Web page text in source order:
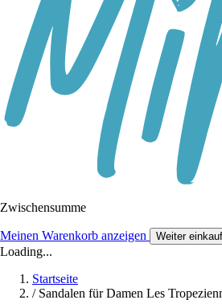
Zwischensumme
Meinen Warenkorb anzeigen Weiter
Loading...
Startseite
/ Sandalen für Damen Les